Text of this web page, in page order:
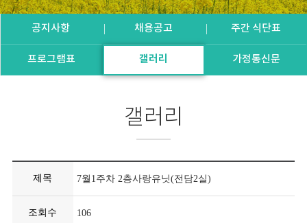
공지사항 채용공고 주간 식단표
프로그램표 갤러리 가정통신문
갤러리
제목 7월1주차 2층사랑유닛(전담2실)
조회수 106